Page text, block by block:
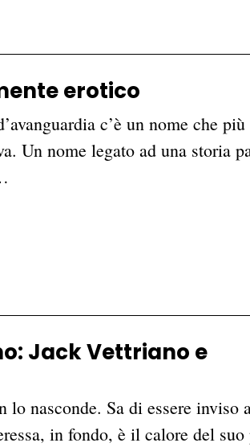
erotico
c’è un nome che
Un nome legato ad una storia
Jack Vettriano e
lo nasconde. Sa di essere inviso
in fondo, è il calore del